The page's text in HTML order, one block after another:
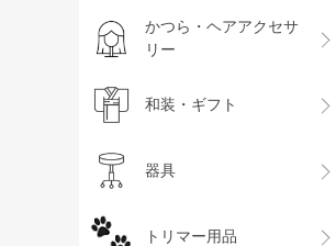
かつら・ヘアアクセサ
リー
和装・ギフト
器具
トリマー用品